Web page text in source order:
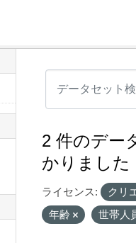
2 件のデー
かりました
ライセンス:
クリ
年齢
世帯人